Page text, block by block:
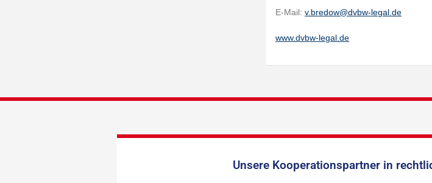
E-Mail:v.bredow@dvbw-legal.de
www.dvbw-legal.de
Unsere Kooperationspartner in